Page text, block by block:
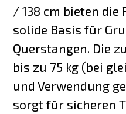
/ 138 cm bieten die
solide Basis für
Querstangen. Die
bis zu 75 kg (bei
und Verwendung
sorgt für sicheren